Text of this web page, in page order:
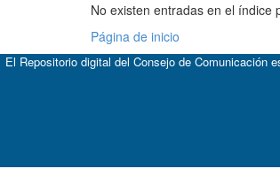
No existen entradas en el índice
Página de inicio
El Repositorio digital del Consejo de Comunicación